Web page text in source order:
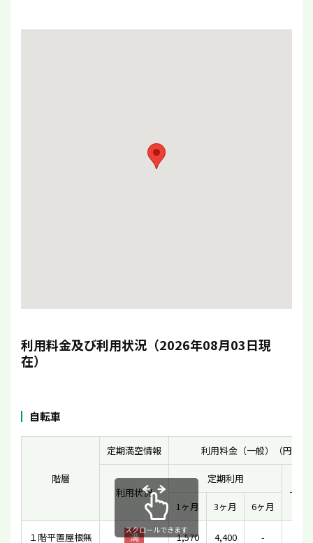
利用料金及び利用状況（2026年08月03日現
在）
自転車
階層
定期満空情報 利用料金（一般）（円）
利用状況
定期利用
一時
1ヶ月
3ヶ月 6ヶ月
１階平置屋根無 満 1,570 4,400 -
スクロールできます